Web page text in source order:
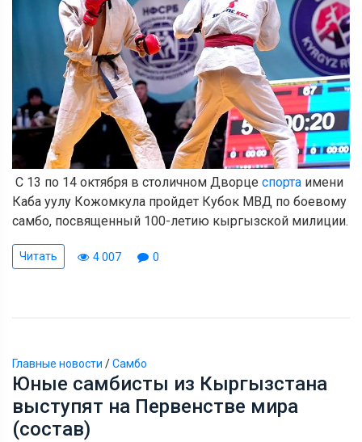
С 13 по 14 октября в столичном Дворце спорта имени
Каба уулу Кожомкула пройдет Кубок МВД по боевому
самбо, посвященный 100-летию кыргызской милиции.
Читать 4 007 0
Главные новости /Самбо
Юные самбисты из Кыргызстана
выступят на Первенстве мира
(состав)